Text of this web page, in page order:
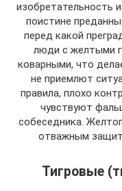
изобретательность
поистине
перед какой
люди с желтыми
коварными, что
не приемлют
правила, плохо
чувствуют
собеседника.
отважным
Тигровые